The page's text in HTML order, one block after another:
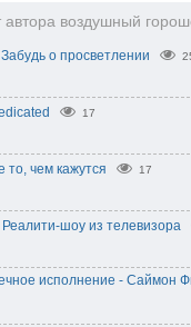
воздушный
о просветлении
17
то, чем кажутся 17
шоу из телевизора
исполнение - Саймон